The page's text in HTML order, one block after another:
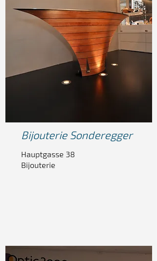
Bijouterie Sonderegger
Hauptgasse 38
Bijouterie